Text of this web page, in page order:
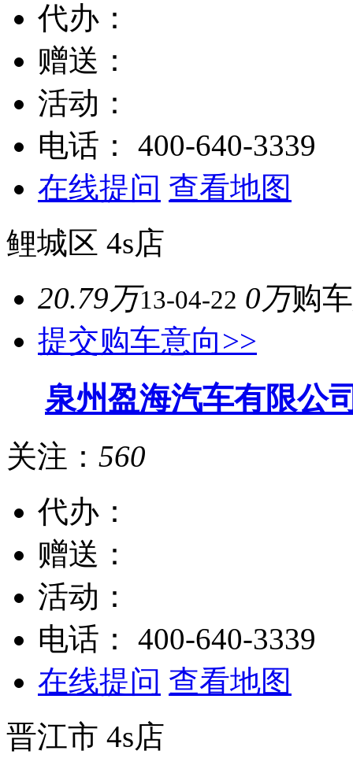
代办：
赠送：
活动：
电话：
400-640-3339
在线提问 查看地图
鲤城区 4s店
20.79万13-04-22 0万购
提交购车意向>>
泉州盈海汽车有限公
关注： 560
代办：
赠送：
活动：
电话：
400-640-3339
在线提问 查看地图
晋江市 4s店